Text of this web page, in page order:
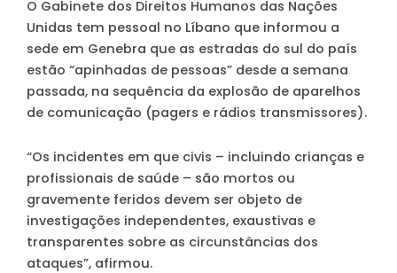
O Gabinete dos Direitos Humanos das Nações
Unidas tem pessoal no Líbano que informou a
sede em Genebra que as estradas do sul do país
estão “apinhadas de pessoas” desde a semana
passada, na sequência da explosão de aparelhos
de comunicação (pagers e rádios transmissores).
“Os incidentes em que civis – incluindo crianças e
profissionais de saúde – são mortos ou
gravemente feridos devem ser objeto de
investigações independentes, exaustivas e
transparentes sobre as circunstâncias dos
ataques”, afirmou.